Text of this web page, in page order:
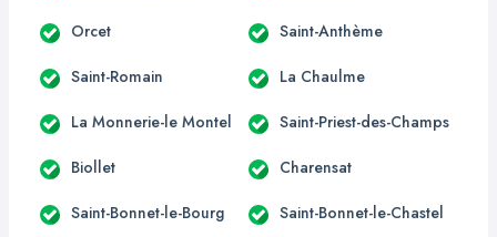
Orcet Saint-Anthème
Saint-Romain La Chaulme
La Monnerie-le Montel Saint-Priest-des-Champs
Biollet Charensat
Saint-Bonnet-le-Bourg Saint-Bonnet-le-Chastel